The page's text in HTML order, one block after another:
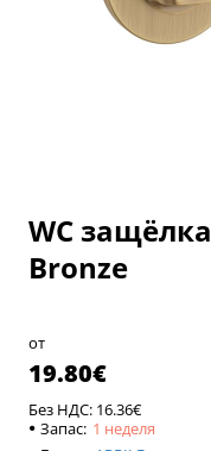
1 неделя
1 неделя
WC
Bronze
от
19.80€
Без НДС: 16.36€
Запас: 1 неделя